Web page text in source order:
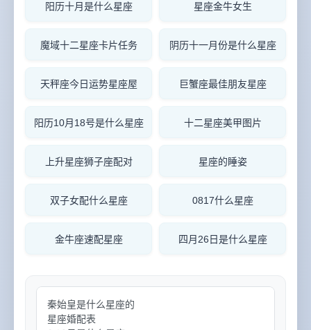
阳历十月是什么星座 星座金牛女生
魔域十二星座卡片任务 阴历十一月份是什么星座
天秤座今日运势星座屋 巨蟹座最佳朋友星座
阳历10月18号是什么星座 十二星座美甲图片
上升星座狮子座配对 星座的睡姿
双子女配什么星座 0817什么星座
金牛座速配星座 四月26日是什么星座